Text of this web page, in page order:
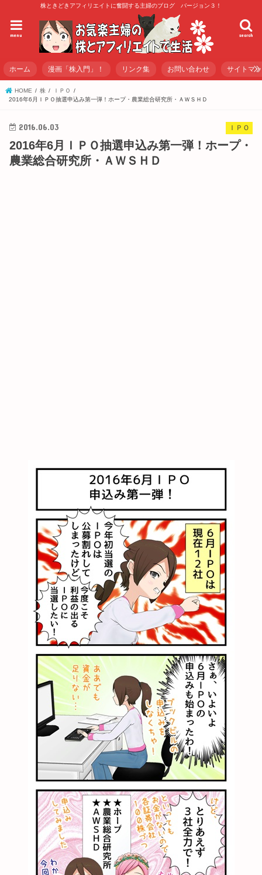
株ときどきアフィリエイトに奮闘する主婦のブログ バージョン３！
search
menu
ホーム 漫画「株入門」！ リンク集 お問い合わせ サイトマ
HOME 株
ＩＰＯ
2016年6月ＩＰＯ抽選申込み第一弾！ホープ・農業総合研究所・ＡＷＳＨＤ
ＩＰＯ
2016.06.03
2016年6月ＩＰＯ抽選申込み第一弾！ホープ・
農業総合研究所・ＡＷＳＨＤ